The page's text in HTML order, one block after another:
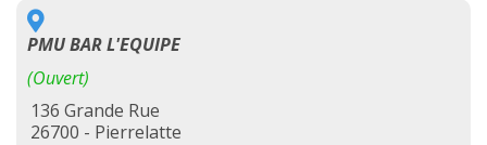
PMU BAR L'EQUIPE
(Ouvert)
136 Grande Rue
26700 - Pierrelatte